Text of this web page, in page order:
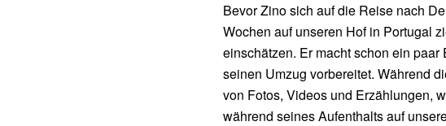
Bevor Zino sich auf die Reise nach
Wochen auf unseren Hof in Portugal
einschätzen. Er macht schon ein
seinen Umzug vorbereitet. Während
von Fotos, Videos und Erzählungen,
während seines Aufenthalts auf